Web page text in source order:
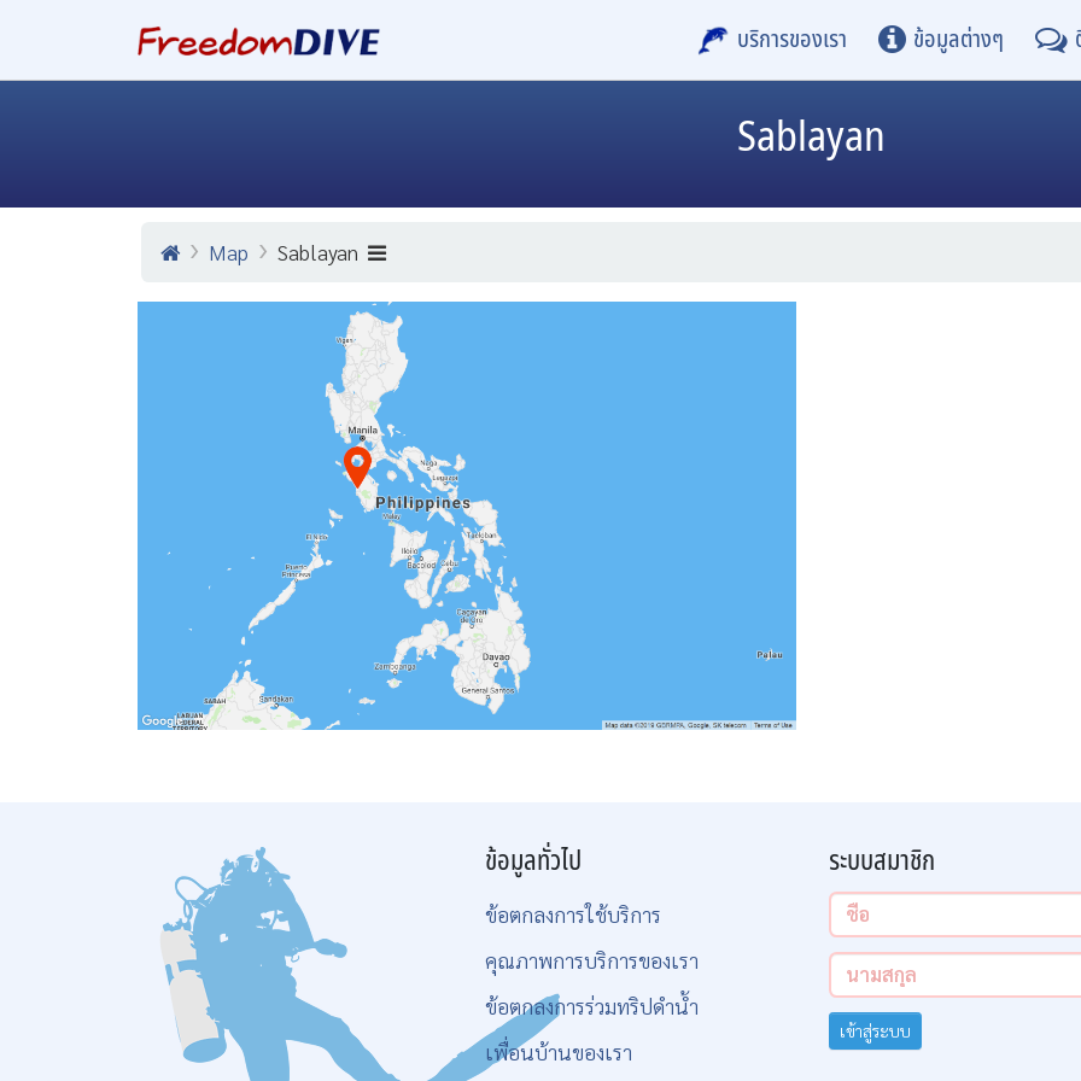
บริการของเรา ข้อมูลต่างๆ
Sablayan
Map Sablayan
ข้อมูลทั่วไป
ข้อตกลงการใช้บริการ
คุณภาพการบริการของเรา
ข้อตกลงการร่วมทริปดำน้ำ
เพื่อนบ้านของเรา
ระบบสมาชิก
เข้าสู่ระบบ